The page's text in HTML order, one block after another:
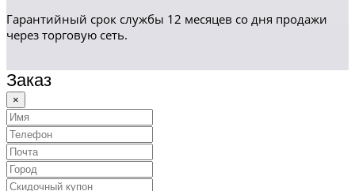
Гарантийный срок службы 12 месяцев со дня продажи
через торговую сеть.
Заказ
×